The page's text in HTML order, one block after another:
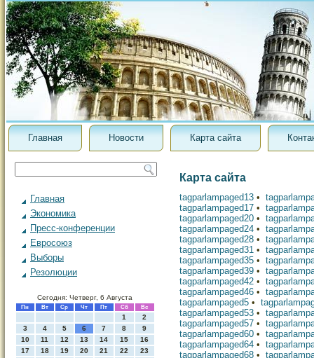
Главная Новости Карта сайта
Главная
Экономика
Пресс-конференции
Евросоюз
Выборы
Резолюции
Сегодня: Четверг, 6 Августа
Пн Вт Ср Чт Пт Сб Вс
1
2
3
4 5 6 7 8
9
10
11 12 13 14 15
16
17
18 19 20 21 22
23
Карта сайта
tagparlampaged13 •
tagparlampaged17 •
tagparlampaged20 •
tagparlampaged24 •
tagparlampaged28 •
tagparlampaged31 •
tagparlampaged35 •
tagparlampaged39 •
tagparlampaged42 •
tagparlampaged46 •
tagparlampaged5 •
tagparlampaged53 •
tagparlampaged57 •
tagparlampaged60 •
tagparlampaged64 •
tagparlampaged68 •